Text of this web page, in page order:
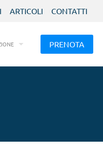
ARTICOLI CONTATTI
PRENOTA